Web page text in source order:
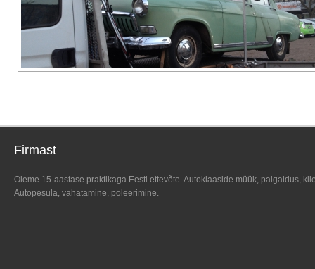
Firmast
Oleme 15-aastase praktikaga Eesti ettevõte. Autoklaaside müük, paigaldus,
Autopesula, vahatamine, poleerimine.